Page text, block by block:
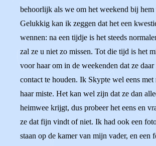
behoorlijk als we om het weekend bij hem
Gelukkig kan ik zeggen dat het een
wennen: na een tijdje is het steeds
zal ze u niet zo missen. Tot die tijd is het
voor haar om in de weekenden dat ze daar
contact te houden. Ik Skypte wel eens met
haar miste. Het kan wel zijn dat ze dan
heimwee krijgt, dus probeer het eens en
ze dat fijn vindt of niet. Ik had ook een
staan op de kamer van mijn vader, en een